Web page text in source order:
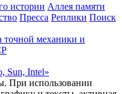
истории Аллея памяти
Пресса Реплики Поиск
точной механики и
Sun, Intel»
При использовании